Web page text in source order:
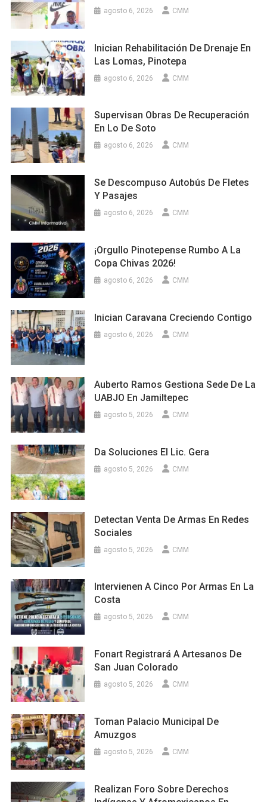
agosto 6, 2026 CMM
Inician Rehabilitación De Drenaje En
Las Lomas, Pinotepa
agosto 6, 2026 CMM
Supervisan Obras De Recuperación
En Lo De Soto
agosto 6, 2026 CMM
Se Descompuso Autobús De Fletes
Y Pasajes
agosto 6, 2026 CMM
¡Orgullo Pinotepense Rumbo A La
Copa Chivas 2026!
agosto 6, 2026 CMM
Inician Caravana Creciendo Contigo
agosto 6, 2026 CMM
Auberto Ramos Gestiona Sede De La
UABJO En Jamiltepec
agosto 5, 2026 CMM
Da Soluciones El Lic. Gera
agosto 5, 2026 CMM
Detectan Venta De Armas En Redes
Sociales
agosto 5, 2026 CMM
Intervienen A Cinco Por Armas En La
Costa
agosto 5, 2026 CMM
Fonart Registrará A Artesanos De
San Juan Colorado
agosto 5, 2026 CMM
Toman Palacio Municipal De
Amuzgos
agosto 5, 2026 CMM
Realizan Foro Sobre Derechos